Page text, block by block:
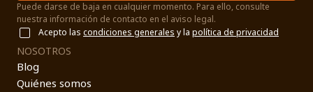
Puede darse de baja en cualquier momento. Para ello, consulte
nuestra información de contacto en el aviso legal.
Acepto las condiciones generales y la política de privacidad
NOSOTROS
Blog
Quiénes somos